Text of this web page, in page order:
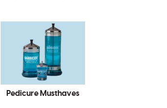
Pedicure Musthaves